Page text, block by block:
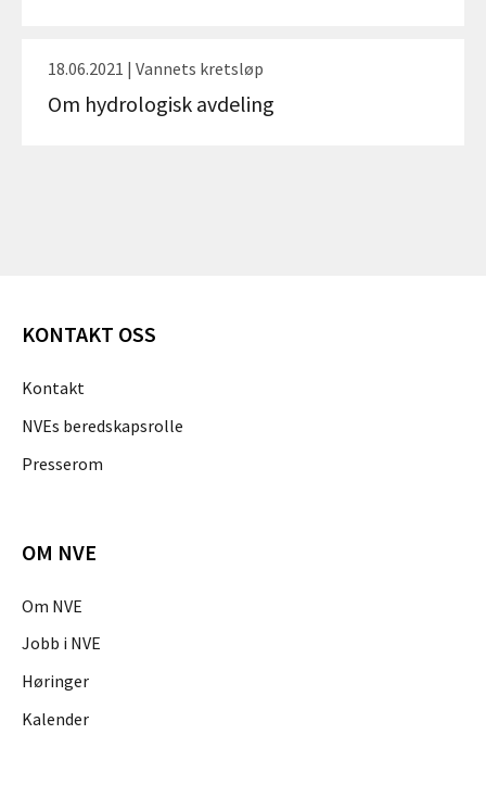
18.06.2021 | Vannets kretsløp
Om hydrologisk avdeling
KONTAKT OSS
Kontakt
NVEs beredskapsrolle
Presserom
OM NVE
Om NVE
Jobb i NVE
Høringer
Kalender